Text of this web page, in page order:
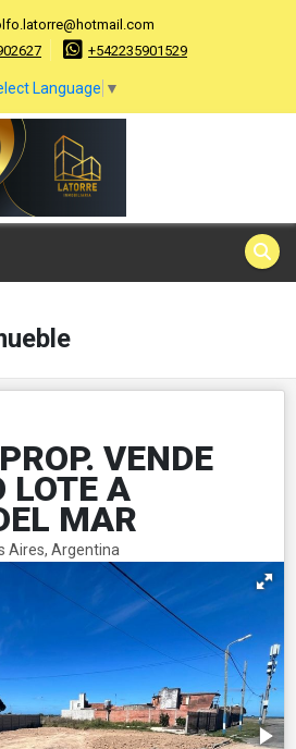
+542235901529
Language ▼
VENDE
LOTE A
MAR
Aires, Argentina